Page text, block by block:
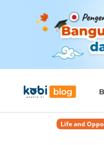
Life and